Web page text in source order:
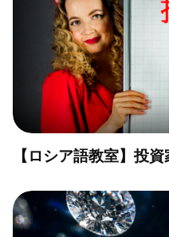
【ロシア語教室】投